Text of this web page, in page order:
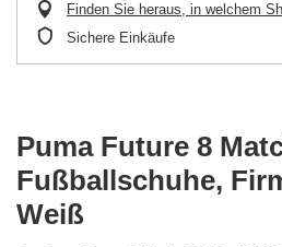
Finden Sie heraus, in welchem
Sichere Einkäufe
Puma Future 8
Fußballschuhe,
Weiß